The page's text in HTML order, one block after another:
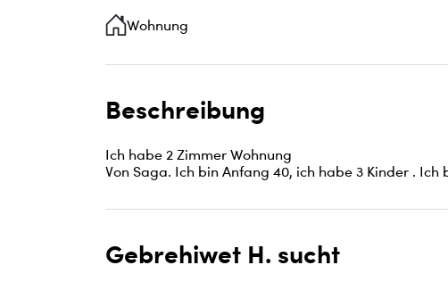
Wohnung
Beschreibung
Ich habe 2 Zimmer Wohnung
Von Saga. Ich bin Anfang 40, ich habe 3 Kinder .
Gebrehiwet H. sucht